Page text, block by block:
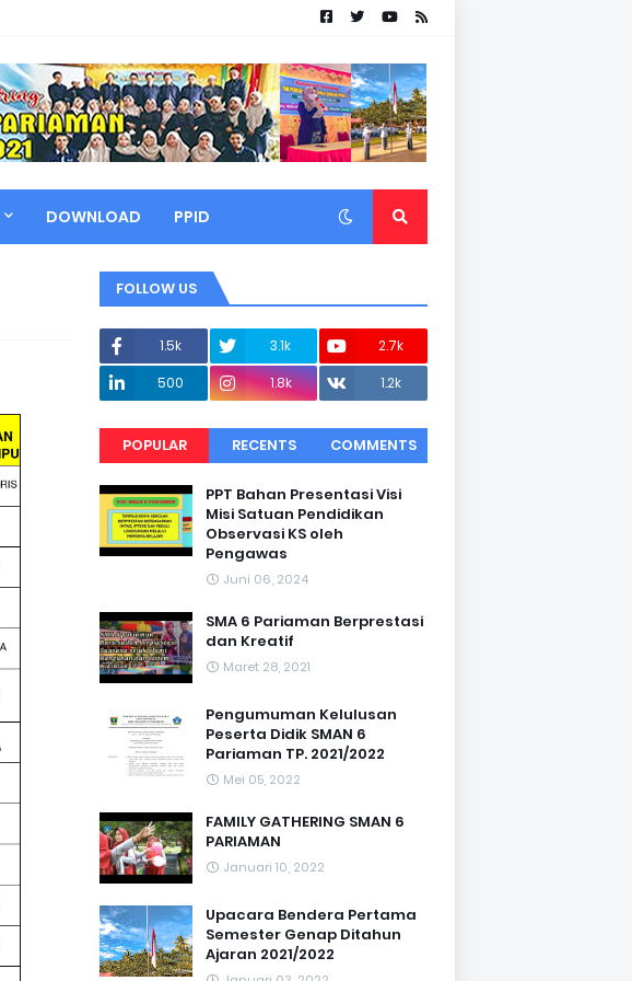
DOWNLOAD PPID
FOLLOW US
1.5k 3.1k
2.7k
500
1.8k 1.2k
POPULAR RECENTS COMMENTS
PPT Bahan Presentasi Visi
Misi Satuan Pendidikan
Observasi KS oleh
Pengawas
Juni 06, 2024
SMA 6 Pariaman Berprestasi
dan Kreatif
Maret 28, 2021
Pengumuman Kelulusan
Peserta Didik SMAN 6
Pariaman TP. 2021/2022
Mei 05, 2022
FAMILY GATHERING SMAN 6
PARIAMAN
Januari 10, 2022
Upacara Bendera Pertama
Semester Genap Ditahun
Ajaran 2021/2022